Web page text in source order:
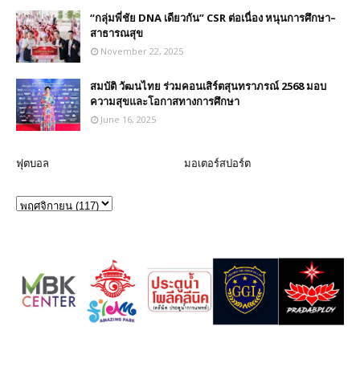
“กลุ่มพี่ชัย DNA เดียวกัน” CSR ต่อเนื่อง หนุนการศึกษา–
สาธารณสุข
November 22, 2025
สมบัติ วัฒนไทย ร่วมคอนเสิร์ตสุนทราภรณ์ 2568 มอบ
ความสุขและโอกาสทางการศึกษา
June 16, 2025
ฟุตบอล มอเตอร์สปอร์ต